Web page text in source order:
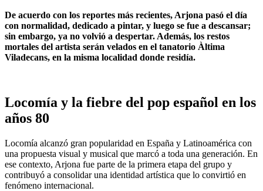
De acuerdo con los reportes más recientes, Arjona pasó el día
con normalidad, dedicado a pintar, y luego se fue a descansar;
sin embargo, ya no volvió a despertar. Además, los restos
mortales del artista serán velados en el tanatorio Àltima
Viladecans, en la misma localidad donde residía.
Locomía y la fiebre del pop español en los
años 80
Locomía alcanzó gran popularidad en España y Latinoamérica con
una propuesta visual y musical que marcó a toda una generación. En
ese contexto, Arjona fue parte de la primera etapa del grupo y
contribuyó a consolidar una identidad artística que lo convirtió en
fenómeno internacional.